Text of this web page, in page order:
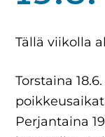
Tällä viikolla
Torstaina
Perjantaina